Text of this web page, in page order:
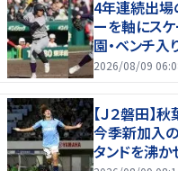
4年連続出場
ーを軸にス
園・ベンチ入
2026/08/09
【Ｊ２磐田
今季新加入
タンドを沸か